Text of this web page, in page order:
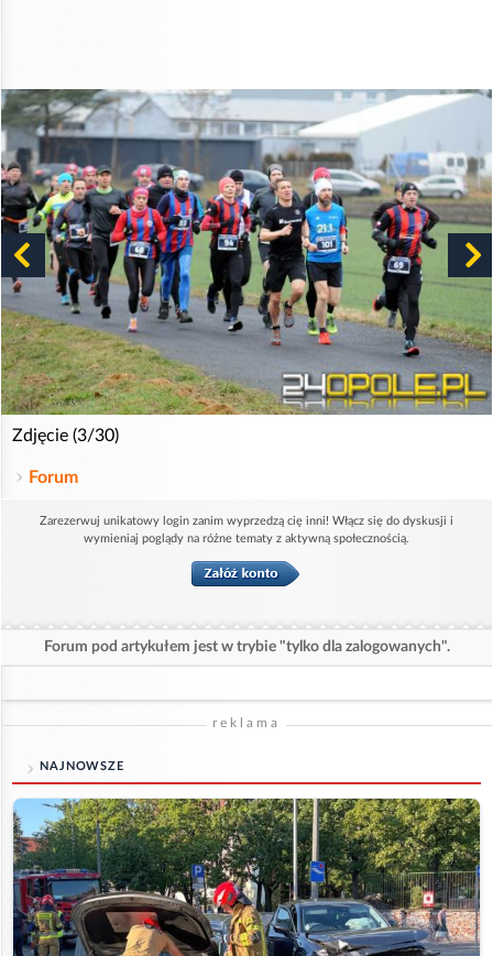
Zdjęcie (3/30)
Forum
Zarezerwuj unikatowy login zanim wyprzedzą cię inni! Włącz się do dyskusji i
wymieniaj poglądy na różne tematy z aktywną społecznością.
Forum pod artykułem jest w trybie "tylko dla zalogowanych".
reklama
NAJNOWSZE